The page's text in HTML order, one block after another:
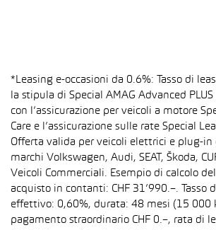
*Leasing e-occasioni da 0.6%: Tasso di
la stipula di Special AMAG Advanced
con l’assicurazione per veicoli a motore
Care e l’assicurazione sulle rate Special
Offerta valida per veicoli elettrici e plug-in
marchi Volkswagen, Audi, SEAT, Škoda,
Veicoli Commerciali. Esempio di calcolo
acquisto in contanti: CHF 31’990.–. Tasso
effettivo: 0,60%, durata: 48 mesi (15 000
pagamento straordinario CHF 0.–, rata di